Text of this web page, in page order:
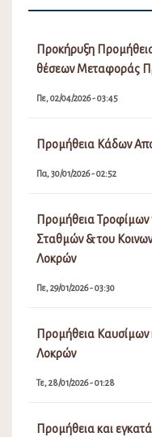
Προκήρυξη
θέσεων Μεταφοράς
Πε, 02/04/2026 - 03:45
Προμήθεια Κάδων
Πα, 30/01/2026 - 02:52
Προμήθεια Τροφίμων
Σταθμών & του
Λοκρών
Πε, 29/01/2026 - 03:30
Προμήθεια Καυσίμων
Λοκρών
Τε, 28/01/2026 - 01:28
Προμήθεια και